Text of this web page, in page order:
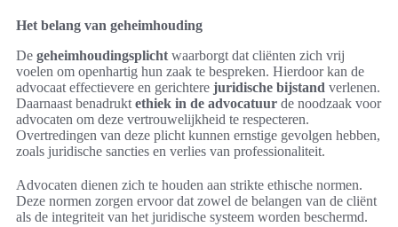
Het belang van geheimhouding
De geheimhoudingsplicht waarborgt dat cliënten zich vrij
voelen om openhartig hun zaak te bespreken. Hierdoor kan de
advocaat effectievere en gerichtere juridische bijstand verlenen.
Daarnaast benadrukt ethiek in de advocatuur de noodzaak voor
advocaten om deze vertrouwelijkheid te respecteren.
Overtredingen van deze plicht kunnen ernstige gevolgen hebben,
zoals juridische sancties en verlies van professionaliteit.
Advocaten dienen zich te houden aan strikte ethische normen.
Deze normen zorgen ervoor dat zowel de belangen van de cliënt
als de integriteit van het juridische systeem worden beschermd.